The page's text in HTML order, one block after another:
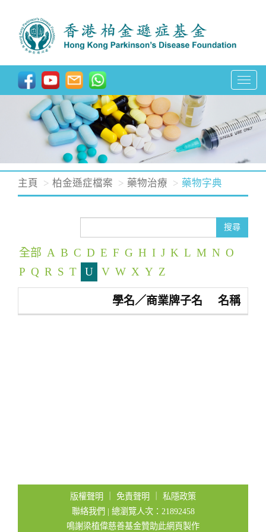
T
o
g
g
e
a
i
主頁 柏金遜症檔案 藥物治療 藥物字典
搜尋
全部 A B C D E F G H I J K L M N O
P Q R S T U V W X Y Z
學名／商業牌子名 名稱
版權聲明 免責聲明
私隱政策
聯絡我們 | 總瀏覽人次：21892458
鳴謝梁植偉慈善基金贊助此網頁製作